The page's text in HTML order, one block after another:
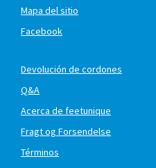
Mapa del sitio
Facebook
Devolución de cordones
Q&A
Acerca de feetunique
Fragt og Forsendelse
Términos